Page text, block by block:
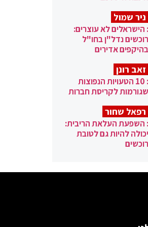
ניר שמול
: הישראלים לא עוצרים:
רוכשים נדל"ן בחו"ל
בהיקפים אדירים
זאב רונן
: 10 הטעויות הנפוצות
שגורמות לקריסת חברות
רפאל שחור
: השפעת העלאת הריבית:
יכולה להיות גם לטובת
רוכשים